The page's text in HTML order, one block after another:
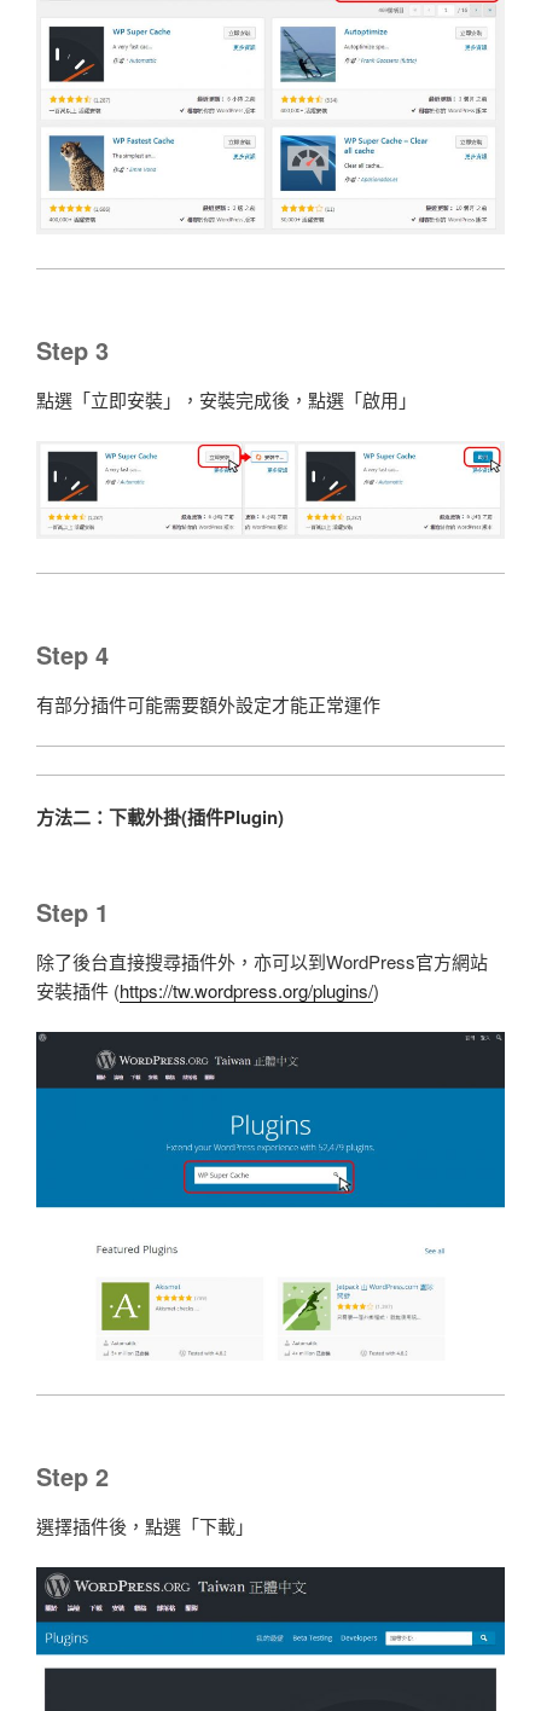
Step 3
點選「立即安裝」，安裝完成後，點選「啟用」
Step 4
有部分插件可能需要額外設定才能正常運作
方法二：下載外掛(插件Plugin)
Step 1
除了後台直接搜尋插件外，亦可以到WordPress官方網站
安裝插件 (https://tw.wordpress.org/plugins/)
Step 2
選擇插件後，點選「下載」